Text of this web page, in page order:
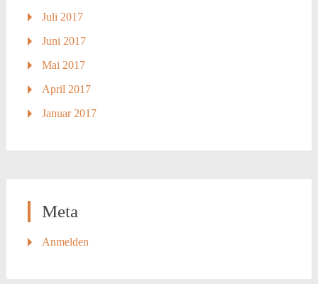
Juli 2017
Juni 2017
Mai 2017
April 2017
Januar 2017
Meta
Anmelden